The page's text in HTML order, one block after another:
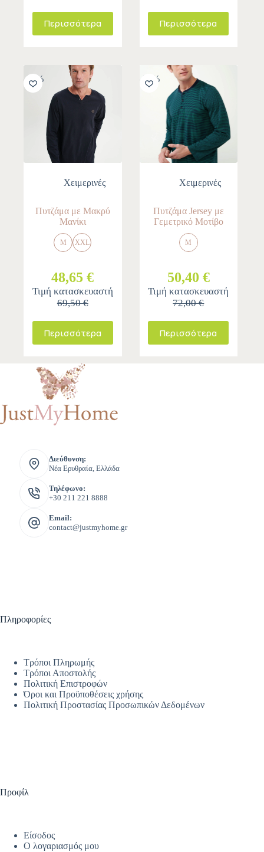
Περισσότερα Περισσότερα
-30%
Χειμερινές
Πυτζάμα με Μακρύ
Μανίκι
M XXL
48,65 €
Τιμή κατασκευαστή
69,50 €
Περισσότερα
-30%
Χειμερινές
Πυτζάμα Jersey με
Γεμετρικό Μοτίβο
M
50,40 €
Τιμή κατασκευαστή
72,00 €
Περισσότερα
Διεύθυνση:
Νέα Ερυθραία, Ελλάδα
Τηλέφωνο:
+30 211 221 8888
Email:
contact@justmyhome.gr
Πληροφορίες
Τρόποι Πληρωμής
Τρόποι Αποστολής
Πολιτική Επιστροφών
Όροι και Προϋποθέσεις χρήσης
Πολιτική Προστασίας Προσωπικών Δεδομένων
Προφίλ
Είσοδος
Ο λογαριασμός μου